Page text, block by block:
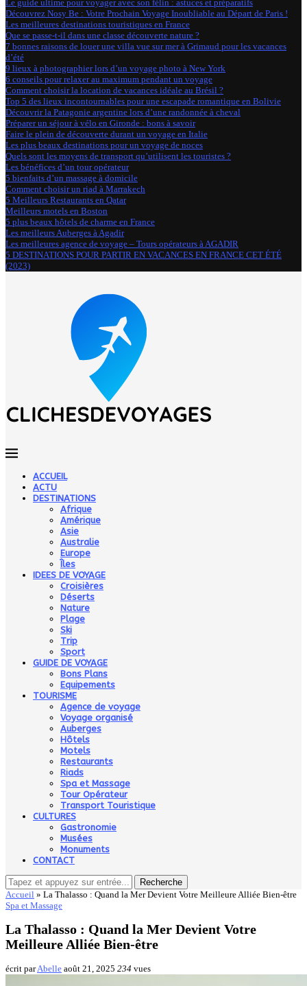
Le guide ultime pour voyager avec son félin : astuces et préparatifs
Découvrez Nosy Be : Votre Prochain Voyage Inoubliable au Départ de Paris !
Les meilleures destinations touristiques en France
Que se passe-t-il dans une classe découverte nature ?
7 bonnes raisons de louer une villa vue sur mer à Grimaud pour les vacances
d’été
9 lieux à photographier lors d’un voyage photo à New York
6 conseils pour relaxer au maximum pendant un voyage
Comment choisir la location de vacances idéale au Brésil ?
Top 5 des lieux incontournables pour une escapade romantique en Bolivie
Découvrir la Patagonie argentine lors d’une randonnée à cheval
Préparer un séjour à vélo en Gironde : bons à savoir
Faire le plein de découverte durant un voyage en Italie
Les plus beaux destinations pour un voyage de noces
Quels sont les moyens de transport qu’utilisent les touristes ?
Les bénéfices d’un tour opérateur
5 bienfaits d’un massage à domicile
Comment choisir un riad à Marrakech
5 Meilleurs Restaurants en Qatar
Meilleurs motels en Boston
5 plus beaux hôtels de charme en France
Les meilleurs Auberges à Agadir
Les meilleures agence de voyage – Tours opérateurs à AGADIR
5 DESTINATIONS POUR PARTIR EN VACANCES EN FRANCE CET ÉTÉ
(2023)
ACCUEIL
ACTU
DESTINATIONS
Afrique
Amérique
Asie
Australie
Europe
Îles
IDEES DE VOYAGE
Croisières
Déserts
Nature
Plage
Ski
Trip
Sport
GUIDE DE VOYAGE
Bons Plans
Equipements
TOURISME
Agence de voyage
Voyage organisé
Auberges
Hôtels
Motels
Restaurants
Riads
Spa et Massage
Tour Opérateur
Transport Touristique
CULTURES
Gastronomie
Musées
Monuments
CONTACT
Recherche
Accueil » La Thalasso : Quand la Mer Devient Votre Meilleure Alliée Bien-être
Spa et Massage
La Thalasso : Quand la Mer Devient Votre
Meilleure Alliée Bien-être
écrit parAbelle août 21, 2025 234 vues